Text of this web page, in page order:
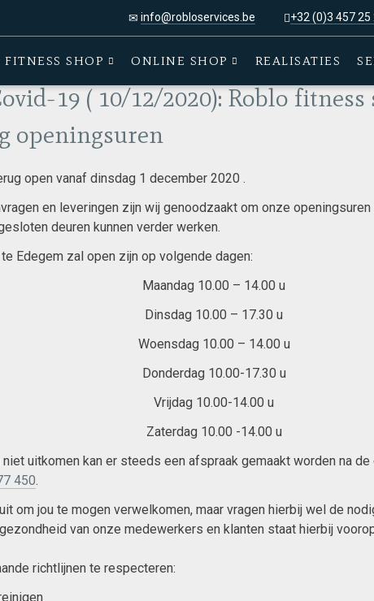
info@robloservices.be +32 (0)3 457 25
FITNESS SHOP ONLINE SHOP REALISATIES
Roblo fitness shop :Wijziging openingsuren
19 ( 10/12/2020): Roblo fitness
openingsuren
open vanaf dinsdag 1 december 2020 .
en leveringen zijn wij genoodzaakt om onze
deuren kunnen verder werken.
Edegem zal open zijn op volgende dagen:
Maandag 10.00 – 14.00 u
Dinsdag 10.00 – 17.30 u
Woensdag 10.00 – 14.00 u
Donderdag 10.00-17.30 u
Vrijdag 10.00-14.00 u
Zaterdag 10.00 -14.00 u
uitkomen kan er steeds een afspraak gemaakt worden na
450.
om jou te mogen verwelkomen, maar vragen hierbij wel de
van onze medewerkers en klanten staat hierbij
richtlijnen te respecteren: